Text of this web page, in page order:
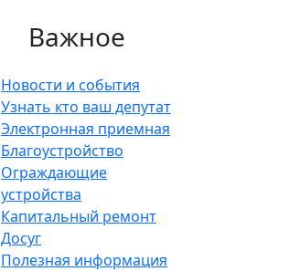
Важное
Новости и события
Узнать кто ваш депутат
Электронная приемная
Благоустройство
Ограждающие
устройства
Капитальный ремонт
Досуг
Полезная информация